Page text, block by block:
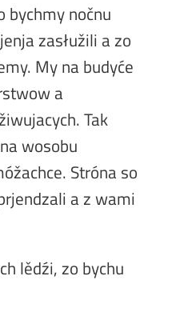
bychmy nočnu
zasłužili a zo
My na budyće
a
Tak
wosobu
Stróna so
a z wami
lědźi, zo bychu